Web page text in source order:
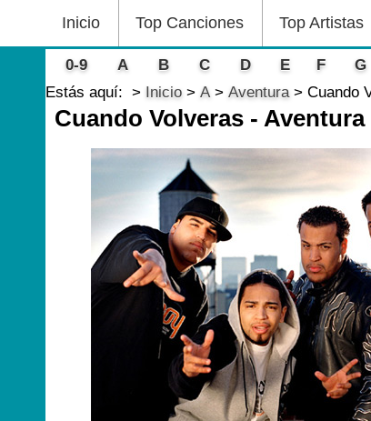
Inicio Top Canciones Top Artistas
0-9 A B C D E F G
Estás aquí:
Inicio A Aventura Cuando
Cuando Volveras - Aventura